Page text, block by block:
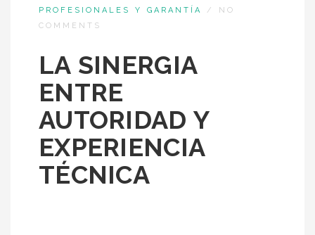
PROFESIONALES Y GARANTÍA
/ NO
COMMENTS
LA SINERGIA
ENTRE
AUTORIDAD Y
EXPERIENCIA
TÉCNICA